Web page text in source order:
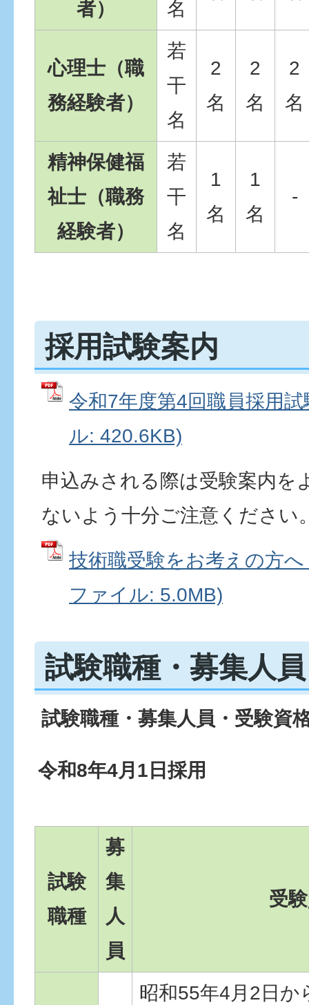
者） 名
心理士（職
務経験者）
若
干
名
2
名
2
名
2
名
精神保健福
祉士（職務
経験者）
若
干
名
1
名
1
名
-
採用試験案内
令和7年度第4回職員採⽤
ル: 420.6KB)
申込みされる際は受験案内を
ないよう十分ご注意ください
技術職受験をお考えの方
ファイル: 5.0MB)
試験職種・募集人
試験職種・募集人員・受験資
令和8年4月1日採用
試験
職種
募
集
人
員
受
昭和55年4月2日か